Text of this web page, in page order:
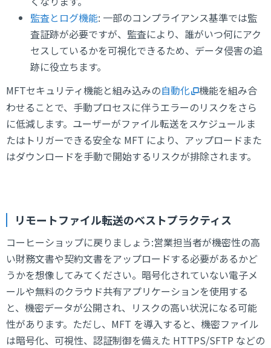
監査とログ機能: 一部のコンプライアンス基準では監
査証跡が必要ですが、監査により、誰がいつ何にアク
セスしているかを可視化できるため、データ侵害の追
跡に役立ちます。
MFTセキュリティ機能と組み込みの自動化
機能を組み合
わせることで、手動プロセスに伴うエラーのリスクをさら
に低減します。ユーザーがファイル転送をスケジュールま
たはトリガーできる安全な MFT により、アップロードまた
はダウンロードを手動で開始するリスクが排除されます。
リモートファイル転送のベストプラクティス
コーヒーショップに戻りましょう:営業担当者が機密性の高
い財務文書や契約文書をアップロードする必要があるかど
うかを想像してみてください。暗号化されていない電子メ
ールや無料のクラウド共有アプリケーションを使用する
と、機密データが公開され、リスクの高い状況になる可能
性があります。ただし、MFT を導入すると、機密ファイル
は暗号化、可視性、認証制御を備えた HTTPS/SFTP などの